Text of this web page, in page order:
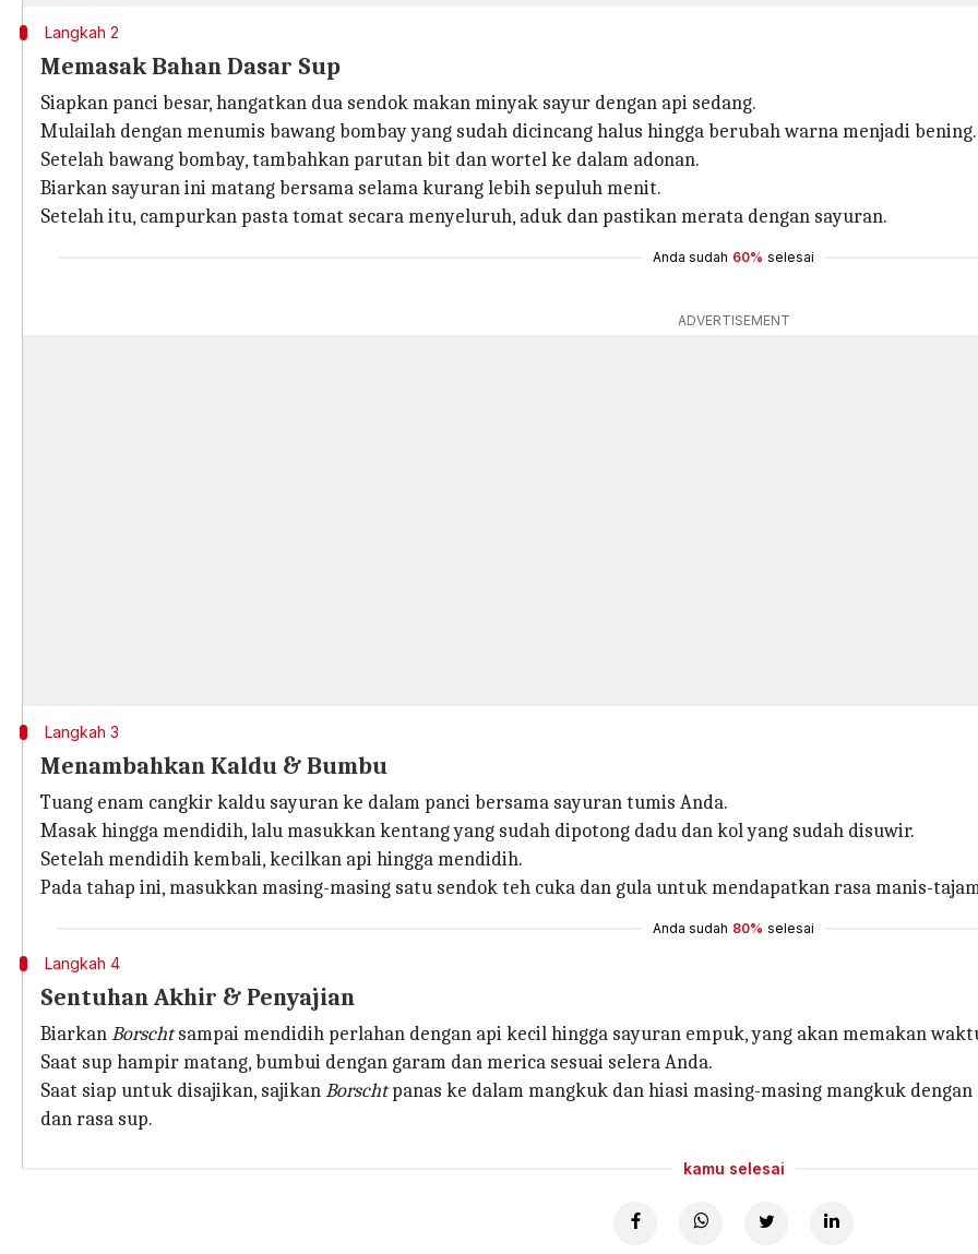
Langkah 2
Memasak Bahan Dasar Sup
Siapkan panci besar, hangatkan dua sendok makan minyak sayur dengan api sedang.
Mulailah dengan menumis bawang bombay yang sudah dicincang halus hingga berubah warna menjadi bening.
Setelah bawang bombay, tambahkan parutan bit dan wortel ke dalam adonan.
Biarkan sayuran ini matang bersama selama kurang lebih sepuluh menit.
Setelah itu, campurkan pasta tomat secara menyeluruh, aduk dan pastikan merata dengan sayuran.
Anda sudah 60% selesai
ADVERTISEMENT
Langkah 3
Menambahkan Kaldu & Bumbu
Tuang enam cangkir kaldu sayuran ke dalam panci bersama sayuran tumis Anda.
Masak hingga mendidih, lalu masukkan kentang yang sudah dipotong dadu dan kol yang sudah disuwir.
Setelah mendidih kembali, kecilkan api hingga mendidih.
Pada tahap ini, masukkan masing-masing satu sendok teh cuka dan gula untuk mendapatkan rasa manis-
Anda sudah 80% selesai
Langkah 4
Sentuhan Akhir & Penyajian
BiarkanBorschtsampai mendidih perlahan dengan api kecil hingga sayuran empuk, yang akan memakan
Saat sup hampir matang, bumbui dengan garam dan merica sesuai selera Anda.
Saat siap untuk disajikan, sajikanBorschtpanas ke dalam mangkuk dan hiasi masing-masing mangkuk
dan rasa sup.
kamu selesai